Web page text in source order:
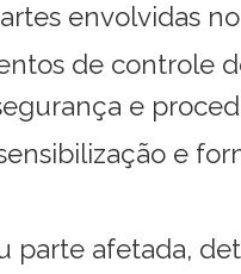
envolvidas
de controle
e
e
parte afetada,